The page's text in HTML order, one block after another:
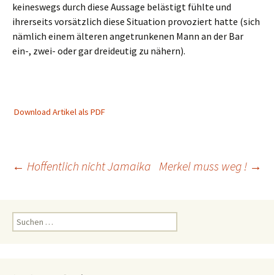
keineswegs durch diese Aussage belästigt fühlte und
ihrerseits vorsätzlich diese Situation provoziert hatte (sich
nämlich einem älteren angetrunkenen Mann an der Bar
ein-, zwei- oder gar dreideutig zu nähern).
Download Artikel als PDF
Beitragsnavigation
← Hoffentlich nicht Jamaika Merkel muss weg ! →
Suchen
nach: